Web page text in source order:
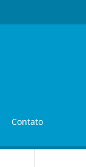
Contato